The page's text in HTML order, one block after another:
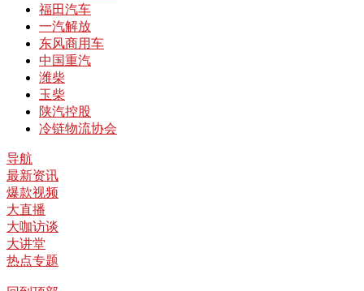
福田汽车
一汽解放
东风商用车
中国重汽
潍柴
玉柴
陕汽控股
冷链物流协会
导航
最新资讯
爆款视频
大直播
大咖访谈
大讲堂
热点专题